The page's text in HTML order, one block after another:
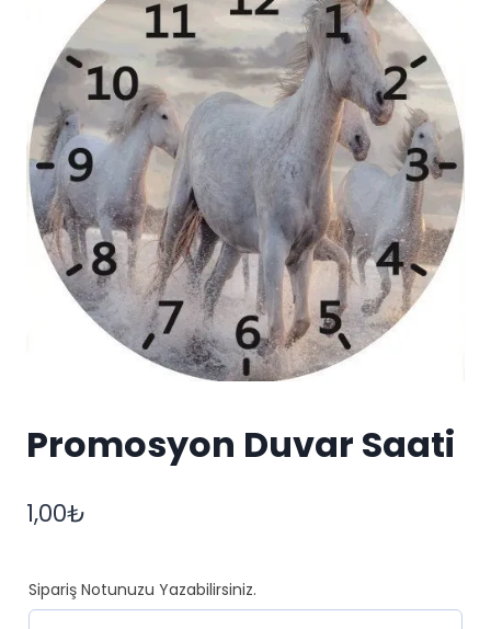
Promosyon Duvar Saati
1,00₺
Sipariş Notunuzu Yazabilirsiniz.